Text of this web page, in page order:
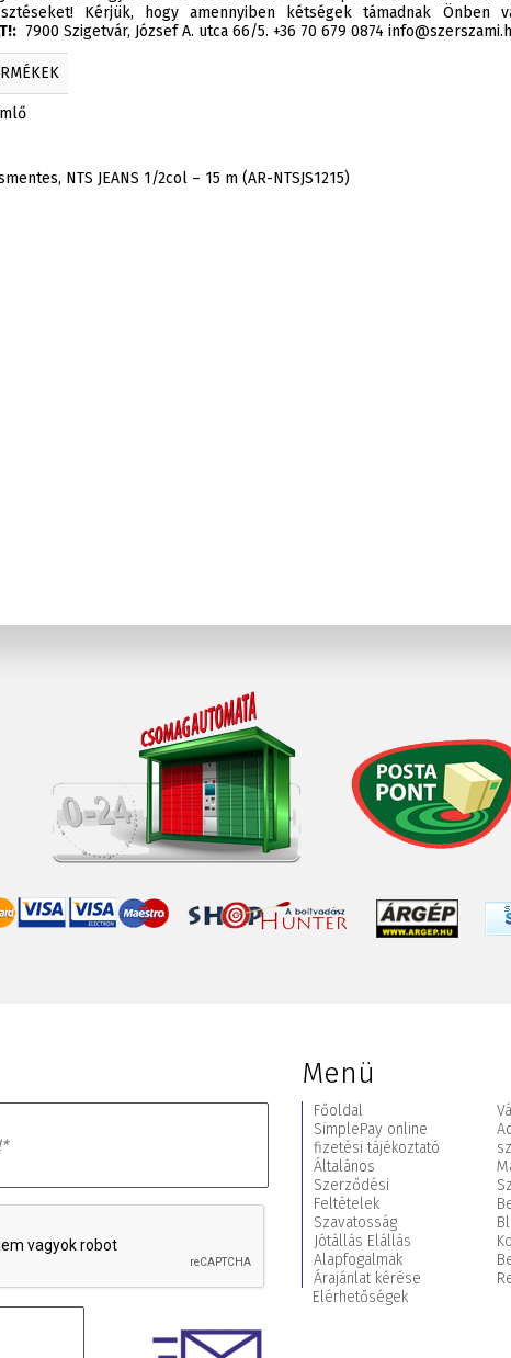
Kérjük, hogy amennyiben kétségek támadnak
7900 Szigetvár, József A. utca 66/5. +36 70 679 0874
NTS JEANS 1/2col – 15 m (AR-NTSJS1215)
Menü
Főoldal
SimplePay online
fizetési tájékoztató
Általános
Szerződési
Feltételek
Szavatosság
Jótállás Elállás
Alapfogalmak
Árajánlat kérése
Elérhetőségek